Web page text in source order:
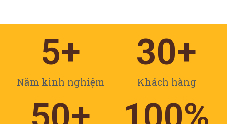
Năm kinh nghiệm
5+
Khách hàng
30+